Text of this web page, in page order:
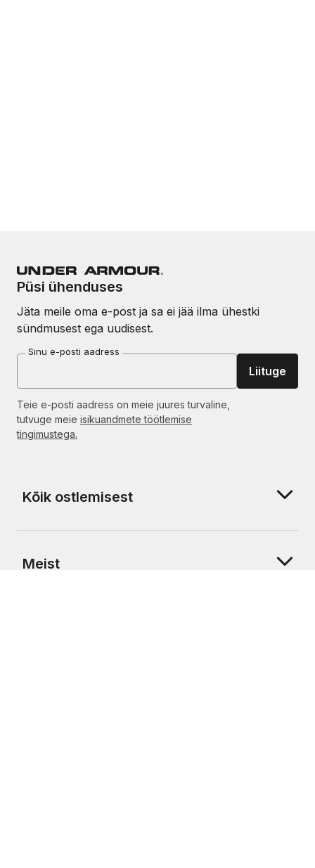
Püsi ühenduses
Jäta meile oma e-post ja sa ei jää ilma ühestki
sündmusest ega uudisest.
Sinu e-posti aadress
Liituge
Teie e-posti aadress on meie juures turvaline,
tutvuge meie isikuandmete töötlemise
tingimustega.
Kõik ostlemisest
Meist